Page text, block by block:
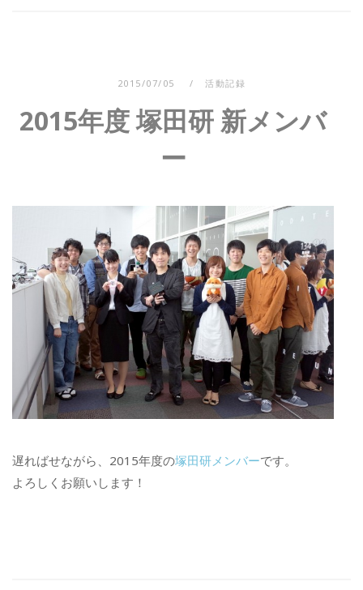
2015/07/05 活動記録
2015年度 塚田研 新メンバ
ー
遅ればせながら、2015年度の塚田研メンバーです。
よろしくお願いします！